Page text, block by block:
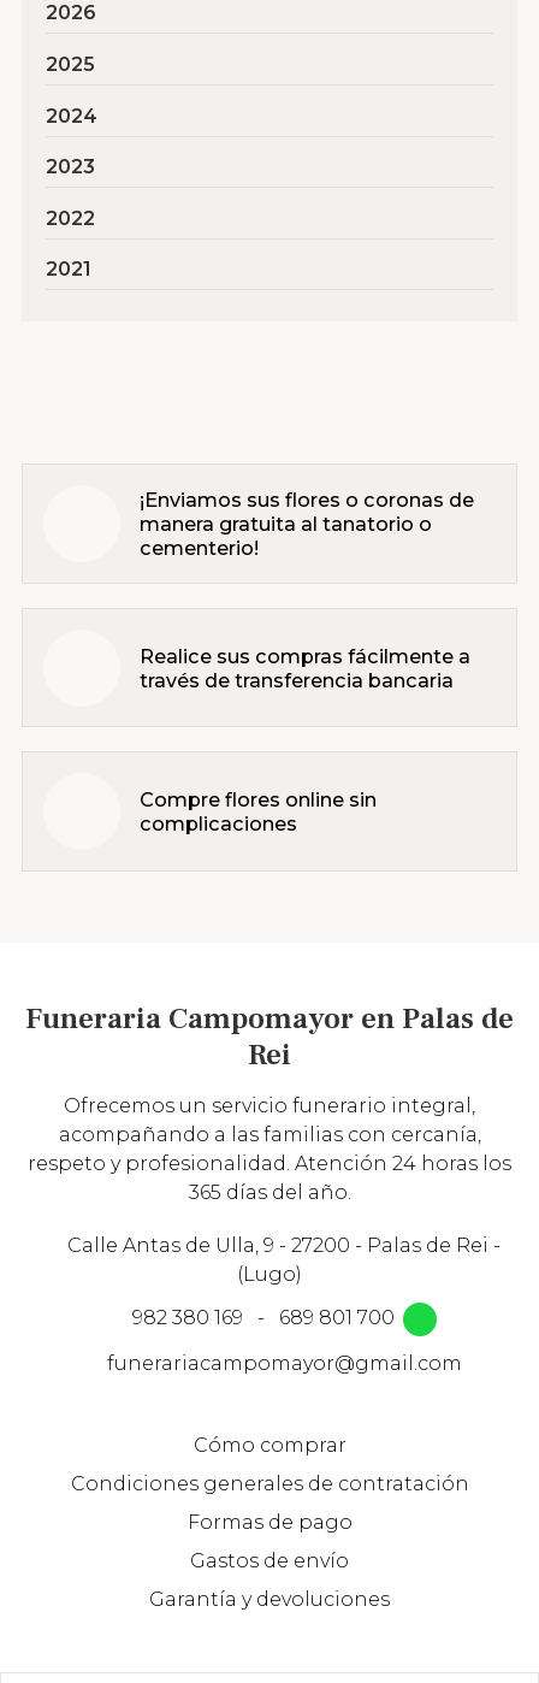
2026
2025
2024
2023
2022
2021
¡Enviamos sus flores o coronas de
manera gratuita al tanatorio o
cementerio!
Realice sus compras fácilmente a
través de transferencia bancaria
Compre flores online sin
complicaciones
Funeraria Campomayor en Palas de
Rei
Ofrecemos un servicio funerario integral,
acompañando a las familias con cercanía,
respeto y profesionalidad. Atención 24 horas los
365 días del año.
Calle Antas de Ulla, 9 - 27200 - Palas de Rei -
(Lugo)
982 380 169
-
689 801 700
funerariacampomayor@gmail.com
Cómo comprar
Condiciones generales de contratación
Formas de pago
Gastos de envío
Garantía y devoluciones